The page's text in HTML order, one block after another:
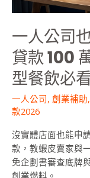
一人公司
貸款 100
型餐飲必
一人公司, 創業補助,
款2026
沒實體店面也能申
款，教蝦皮賣家與
免企劃書審查底牌
業
貸
款
100
免
利
息？
蝦
皮
賣